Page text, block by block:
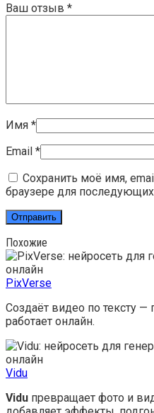
Ваш отзыв *
Имя *
Email *
Сохранить моё имя,
браузере для
Похожие
PixVerse
Создаёт видео по тексту
работает онлайн.
Vidu
Vidu превращает фото и